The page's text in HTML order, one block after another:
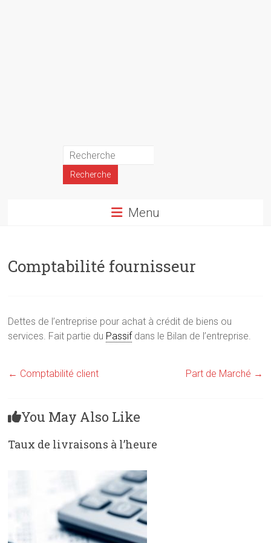
Menu
Comptabilité fournisseur
Dettes de l’entreprise pour achat à crédit de biens ou
services. Fait partie du Passifdans le Bilan de l’entreprise.
← Comptabilité client Part de Marché →
You May Also Like
Taux de livraisons à l’heure